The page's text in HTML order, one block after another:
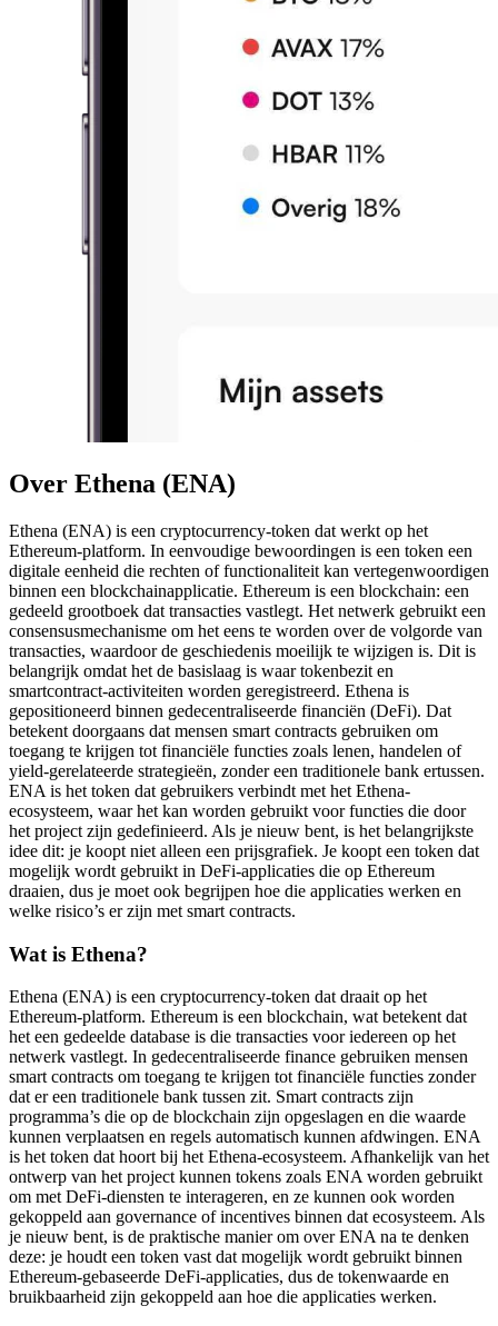
Over Ethena (ENA)
Ethena (ENA) is een cryptocurrency-token dat werkt op het
Ethereum-platform. In eenvoudige bewoordingen is een token een
digitale eenheid die rechten of functionaliteit kan vertegenwoordigen
binnen een blockchainapplicatie. Ethereum is een blockchain: een
gedeeld grootboek dat transacties vastlegt. Het netwerk gebruikt een
consensusmechanisme om het eens te worden over de volgorde van
transacties, waardoor de geschiedenis moeilijk te wijzigen is. Dit is
belangrijk omdat het de basislaag is waar tokenbezit en
smartcontract-activiteiten worden geregistreerd. Ethena is
gepositioneerd binnen gedecentraliseerde financiën (DeFi). Dat
betekent doorgaans dat mensen smart contracts gebruiken om
toegang te krijgen tot financiële functies zoals lenen, handelen of
yield-gerelateerde strategieën, zonder een traditionele bank ertussen.
ENA is het token dat gebruikers verbindt met het Ethena-
ecosysteem, waar het kan worden gebruikt voor functies die door
het project zijn gedefinieerd. Als je nieuw bent, is het belangrijkste
idee dit: je koopt niet alleen een prijsgrafiek. Je koopt een token dat
mogelijk wordt gebruikt in DeFi-applicaties die op Ethereum
draaien, dus je moet ook begrijpen hoe die applicaties werken en
welke risico’s er zijn met smart contracts.
Wat is Ethena?
Ethena (ENA) is een cryptocurrency-token dat draait op het
Ethereum-platform. Ethereum is een blockchain, wat betekent dat
het een gedeelde database is die transacties voor iedereen op het
netwerk vastlegt. In gedecentraliseerde finance gebruiken mensen
smart contracts om toegang te krijgen tot financiële functies zonder
dat er een traditionele bank tussen zit. Smart contracts zijn
programma’s die op de blockchain zijn opgeslagen en die waarde
kunnen verplaatsen en regels automatisch kunnen afdwingen. ENA
is het token dat hoort bij het Ethena-ecosysteem. Afhankelijk van het
ontwerp van het project kunnen tokens zoals ENA worden gebruikt
om met DeFi-diensten te interageren, en ze kunnen ook worden
gekoppeld aan governance of incentives binnen dat ecosysteem. Als
je nieuw bent, is de praktische manier om over ENA na te denken
deze: je houdt een token vast dat mogelijk wordt gebruikt binnen
Ethereum-gebaseerde DeFi-applicaties, dus de tokenwaarde en
bruikbaarheid zijn gekoppeld aan hoe die applicaties werken.